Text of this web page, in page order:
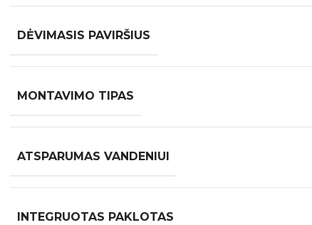
DĖVIMASIS PAVIRŠIUS
MONTAVIMO TIPAS
ATSPARUMAS VANDENIUI
INTEGRUOTAS PAKLOTAS